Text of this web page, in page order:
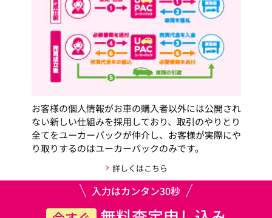
お客様の個人情報がお車の購入者以外には公開され
ない新しい仕組みを採用しており、取引のやりとり
全てをユーカーパックが仲介し、お客様が実際にや
り取りするのはユーカーパックのみです。
詳しくはこちら
入力はカンタン30秒